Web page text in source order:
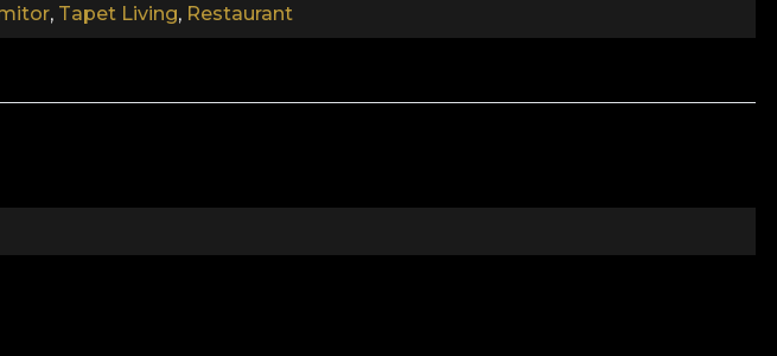
, Tapet Living, Restaurant